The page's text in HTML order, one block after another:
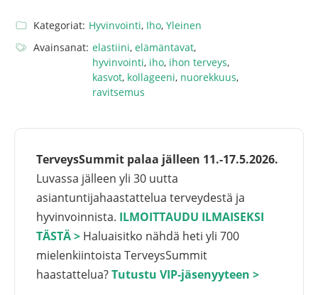
Kategoriat: Hyvinvointi, Iho, Yleinen
Avainsanat: elastiini, elämäntavat,
hyvinvointi, iho, ihon terveys,
kasvot, kollageeni, nuorekkuus,
ravitsemus
TerveysSummit palaa jälleen 11.-17.5.2026.
Luvassa jälleen yli 30 uutta
asiantuntijahaastattelua terveydestä ja
hyvinvoinnista. ILMOITTAUDU ILMAISEKSI
TÄSTÄ > Haluaisitko nähdä heti yli 700
mielenkiintoista TerveysSummit
haastattelua?Tutustu VIP-jäsenyyteen >